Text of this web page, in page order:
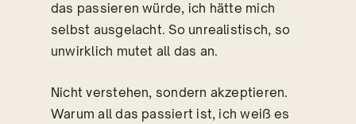
das passieren würde, ich hätte mich
selbst ausgelacht. So unrealistisch, so
unwirklich mutet all das an.
Nicht verstehen, sondern akzeptieren.
Warum all das passiert ist, ich weiß es